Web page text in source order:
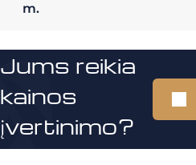
m.
Jums reikia
kainos
įvertinimo?